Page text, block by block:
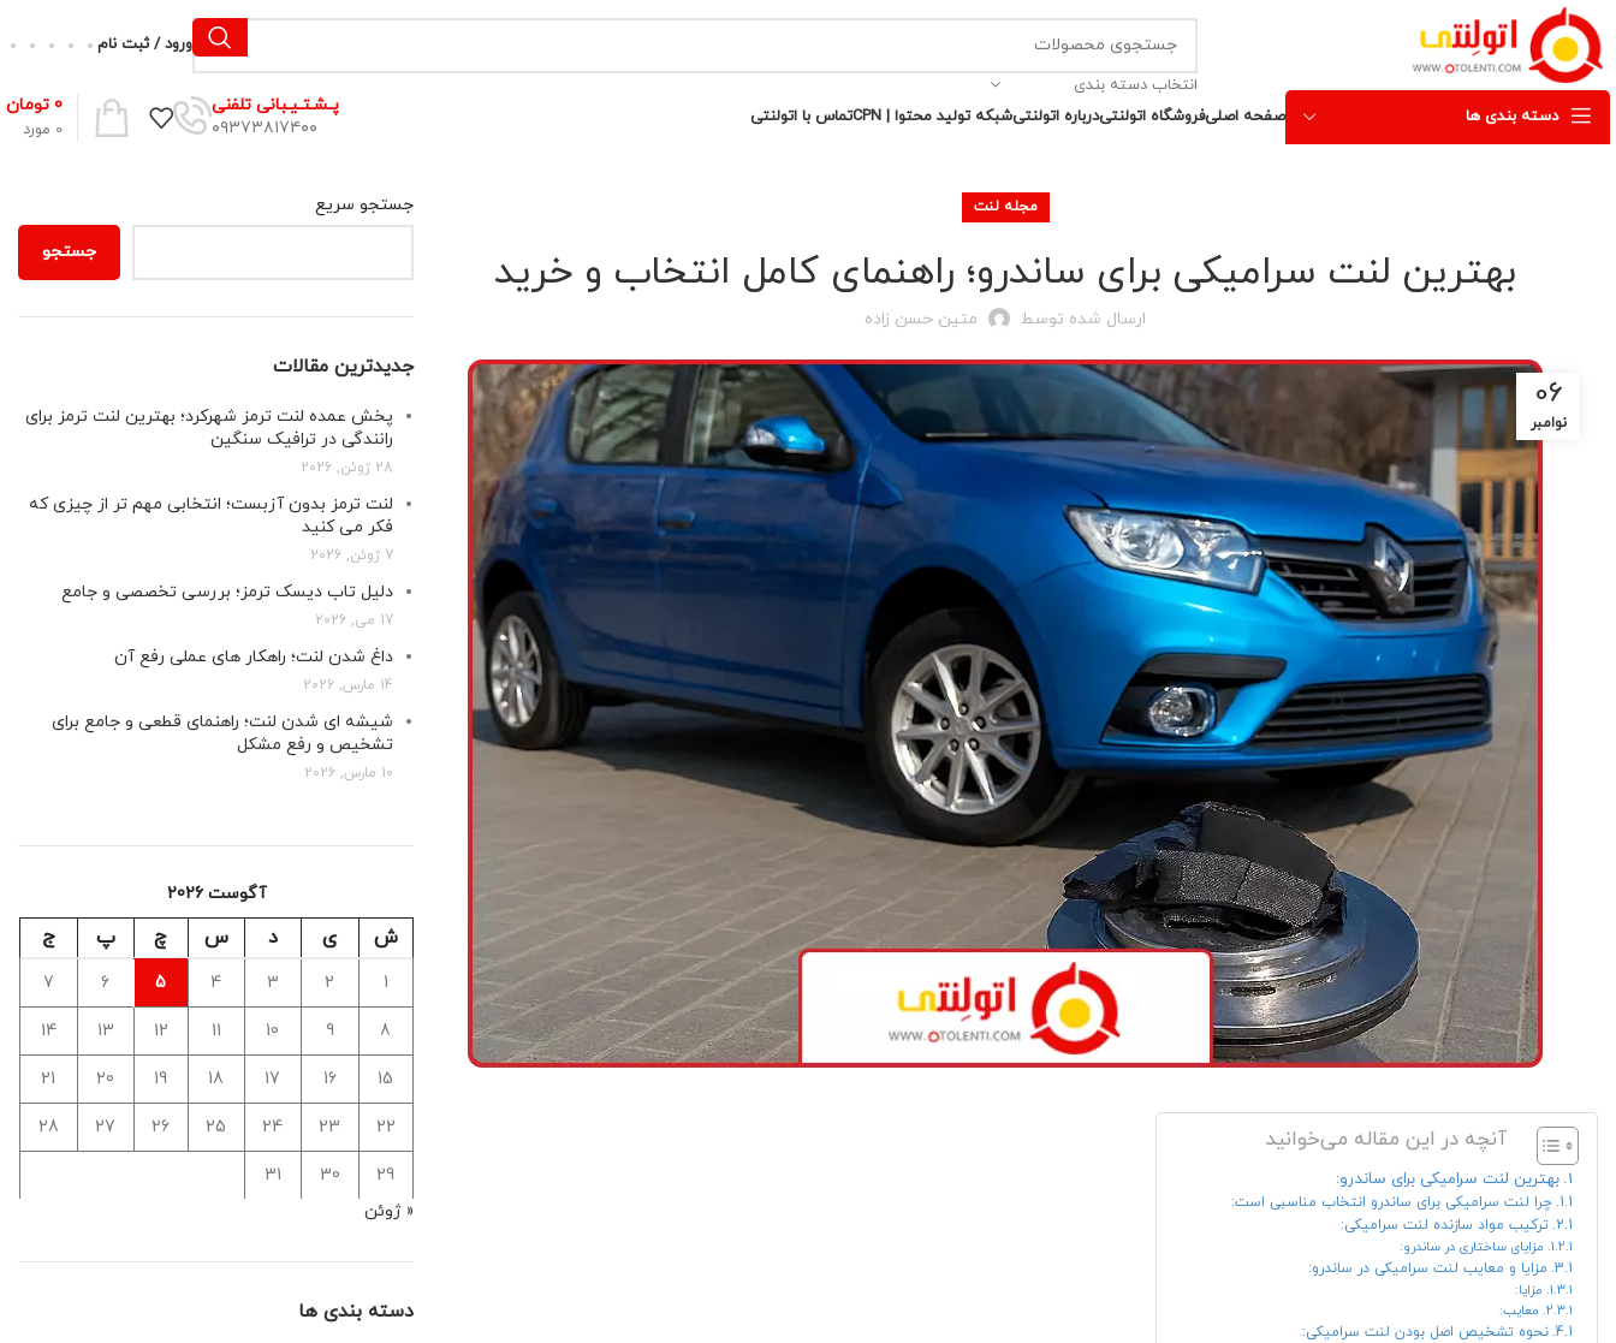
انتخاب دسته بندی
ورود / ثبت نام
دسته بندی ها صفحه اصلیفروشگاه اتولنتیدرباره اتولنتیشبکه تولید محتوا | CPN تماس با اتولنتی
پـشـتـیـبانی تلفنی
۰۹۳۷۳۸۱۷۴۰۰
0 مورد
0 تومان
مجله لنت
بهترین لنت سرامیکی برای ساندرو؛ راهنمای کامل انتخاب و خرید
ارسال شده توسط متین حسن زاده
06
نوامبر
آنچه در این مقاله می‌خوانید
بهترین لنت سرامیکی برای ساندرو:
چرا لنت سرامیکی برای ساندرو انتخاب مناسبی است:
ترکیب مواد سازنده لنت سرامیکی:
مزایای ساختاری در ساندرو:
مزایا و معایب لنت سرامیکی در ساندرو:
مزایا:
معایب:
نحوه تشخیص اصل بودن لنت سرامیکی:
جستجو سریع
جستجو
جدیدترین مقالات
پخش عمده لنت ترمز شهرکرد؛ بهترین لنت ترمز برای
رانندگی در ترافیک سنگین
28 ژوئن, 2026
لنت ترمز بدون آزبست؛ انتخابی مهم تر از چیزی که
فکر می کنید
7 ژوئن, 2026
دلیل تاب دیسک ترمز؛ بررسی تخصصی و جامع
17 می, 2026
داغ شدن لنت؛ راهکار های عملی رفع آن
14 مارس, 2026
شیشه ای شدن لنت؛ راهنمای قطعی و جامع برای
تشخیص و رفع مشکل
10 مارس, 2026
آگوست 2026
ش ی د س چ پ ج
1
2
3
4
5
6
7
8
9
10
11
12
13
14
15
16
17
18
19
20
21
22
23
24
25
26
27
28
29
30
31
« ژوئن
دسته بندی ها